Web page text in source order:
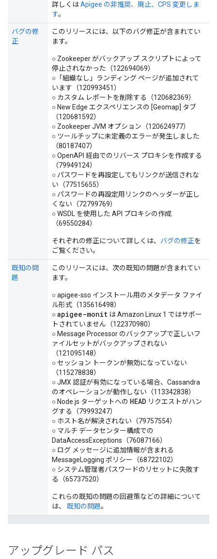
詳しくはApigee の非推奨、廃止、CPS 変更しま
す。
バグの修
正
このリリースには、以下のバグ修正が含まれてい
ます。
○ Zookeeper がバックアップ スクリプトによって
停止されなかった（122694069）
○「組織なし」ランディング ページが追加されて
います（120993451）
○ カスタム レポートを削除する（120682369）
○ New Edge エクスペリエンスの [Geomap] タブ
（120681592）
○ Zookeeper JVM オプション（120624977）
○ ツールチップに未定義のエラーが発生しました
（80187407）
○ OpenAPI 経由でのリバース プロキシを作成する
（79949124）
○ パスワードを再設定してもリンクが送信されな
い（77515655）
○ パスワードの再設定用リンクのヘッダーが正し
くない（72799769）
○ WSDL を使用した API プロキシの作成
（69550284）
それぞれの修正について詳しくは、 バグの修正を
ご覧ください。
既知の問
題
このリリースには、次の既知の問題が含まれてい
ます。
○ apigee-sso インストール用のメタデータ ファイ
ル形式（135616498）
○ apigee-monit は Amazon Linux 1 ではサポー
トされていません（122370980）
○ Message Processor のバックアップで正しいフ
ァイルセットがバックアップされない
（121095148）
○ セッション トークンが無効になっていない
（115278838）
○ JMX 認証が有効になっている場合、Cassandra
のオペレーションが動作しない（113342838）
○ Node.js ターゲットへの HEAD リクエストがハン
グする（79993247）
○ ホスト名が解決されない（79757554）
○ マルチ データセンター構成での
DataAccessExceptions（76087166）
○ ログ メッセージに追加情報が含まれる
MessageLogging ポリシー（68722102）
○ システム管理者パスワードのリセットに失敗す
る（65737520）
これらの既知の問題の回避策などの詳細について
は、 既知の問題。
アップグレード パス